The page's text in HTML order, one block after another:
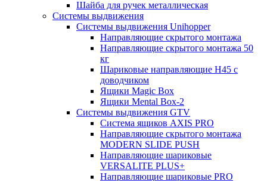
Шайба для ручек металлическая
Системы выдвижения
Системы выдвижения Unihopper
Направляющие скрытого монтажа
Направляющие скрытого монтажа 50
кг
Шариковые направляющие H45 с
доводчиком
Ящики Magic Box
Ящики Mental Box-2
Системы выдвижения GTV
Система ящиков AXIS PRO
Направляющие скрытого монтажа
MODERN SLIDE PUSH
Направляющие шариковые
VERSALITE PLUS+
Направляющие шариковые PRO